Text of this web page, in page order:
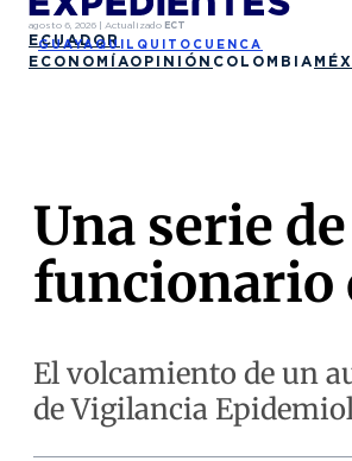
agosto 6, 2026 | Actualizado ECT
ECUADOR
GUAYAQUIL QUITO CUENCA
ECONOMÍAOPINIÓN COLOMBIA
Una serie
funcionario
El volcamiento de un
de Vigilancia